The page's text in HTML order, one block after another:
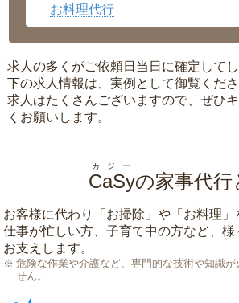
お料理代行
求人の多くがご依頼日当日に確定して
下の求人情報は、実例として御覧くださ
求人はたくさんございますので、ぜひ
くお願いします。
CaSy
カジー
の家事代行
お客様に代わり「 お掃除 」や「 お料理
仕事が忙しい方、子育て中の方など、
お支えします。
危険な作業や介護など、専門的な技術や知識が
せん。